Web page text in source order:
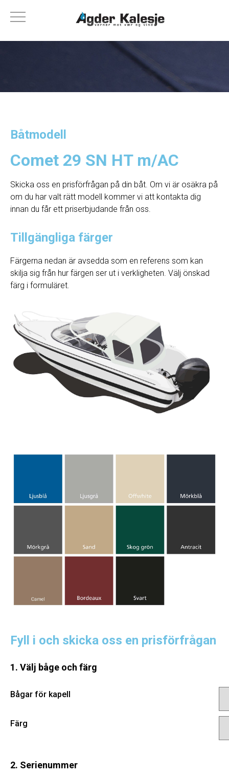
Båtmodell
Comet 29 SN HT m/AC
Skicka oss en prisförfrågan på din båt. Om vi ​​är osäkra på
om du har valt rätt modell kommer vi att kontakta dig
innan du får ett priserbjudande från oss.
Tillgängliga färger
Färgerna nedan är avsedda som en referens som kan
skilja sig från hur färgen ser ut i verkligheten. Välj önskad
färg i formuläret.
Fyll i och skicka oss en prisförfrågan
1. Välj båge och färg
Bågar för kapell
Färg
2. Serienummer